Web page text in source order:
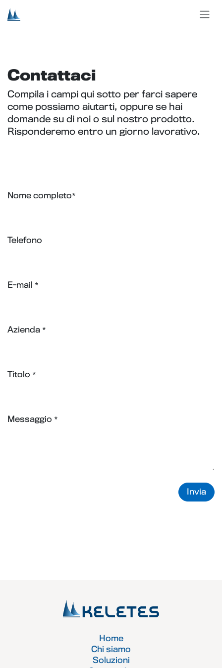
Contattaci
Compila i campi qui sotto per farci sapere
come possiamo aiutarti, oppure se hai
domande su di noi o sul nostro prodotto.
Risponderemo entro un giorno lavorativo.
Nome completo*
Telefono
E-mail *
Azienda *
Titolo *
Messaggio *
Invia
Home
Chi siamo
Soluzioni